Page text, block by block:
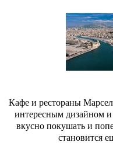
Кафе и рестораны
интересным дизайном
вкусно покушать и
становится